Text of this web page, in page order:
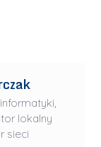
lokalny
sieci